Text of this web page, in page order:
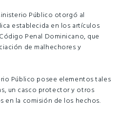
Público otorgó al
establecida en los artículos
Penal Dominicano, que
de malhechores y
Público posee elementos tales
un casco protector y otros
en la comisión de los hechos.